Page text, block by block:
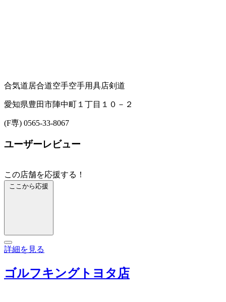
合気道居合道空手空手用具店剣道
愛知県豊田市陣中町１丁目１０－２
(F専) 0565-33-8067
ユーザーレビュー
この店舗を応援する！
ここから応援
詳細を見る
ゴルフキングトヨタ店